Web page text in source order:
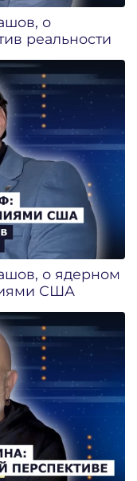
о
реальности
о ядерном
США